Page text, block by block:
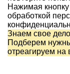
Нажимая
обработкой
Знаем свое дело
Подберем
отреагируем